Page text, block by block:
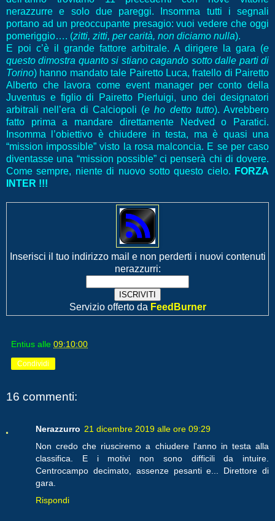
nerazzurre e solo due pareggi. Insomma tutti i segnali
portano ad un preoccupante presagio: vuoi vedere che oggi
pomeriggio…. (zitti, zitti, per carità, non diciamo nulla).
E poi c’è il grande fattore arbitrale. A dirigere la gara (e
questo dimostra quanto si stiano cagando sotto dalle parti di
Torino) hanno mandato tale Pairetto Luca, fratello di Pairetto
Alberto che lavora come event manager per conto della
Juventus e figlio di Pairetto Pierluigi, uno dei designatori
arbitrali nell’era di Calciopoli (e ho detto tutto). Avrebbero
fatto prima a mandare direttamente Nedved o Paratici.
Insomma l’obiettivo è chiudere in testa, ma è quasi una
“mission impossible” visto la rosa malconcia. E se per caso
diventasse una “mission possible” ci penserà chi di dovere.
Come sempre, niente di nuovo sotto questo cielo. FORZA
INTER !!!
Inserisci il tuo indirizzo mail e non perderti i nuovi contenuti
nerazzurri:
Servizio offerto da FeedBurner
Entius alle 09:10:00
Condividi
16 commenti:
Nerazzurro 21 dicembre 2019 alle ore 09:29
Non credo che riusciremo a chiudere l'anno in testa alla
classifica. E i motivi non sono difficili da intuire.
Centrocampo decimato, assenze pesanti e... Direttore di
gara.
Rispondi